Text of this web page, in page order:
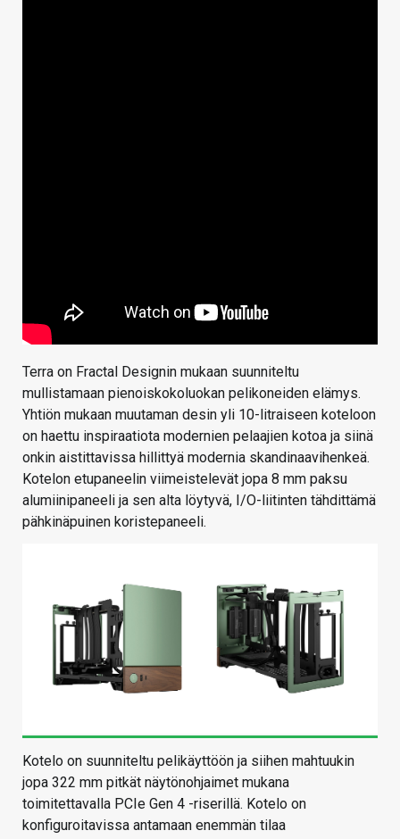
Terra on Fractal Designin mukaan suunniteltu
mullistamaan pienoiskokoluokan pelikoneiden elämys.
Yhtiön mukaan muutaman desin yli 10-litraiseen koteloon
on haettu inspiraatiota modernien pelaajien kotoa ja siinä
onkin aistittavissa hillittyä modernia skandinaavihenkeä.
Kotelon etupaneelin viimeistelevät jopa 8 mm paksu
alumiinipaneeli ja sen alta löytyvä, I/O-liitinten tähdittämä
pähkinäpuinen koristepaneeli.
Kotelo on suunniteltu pelikäyttöön ja siihen mahtuukin
jopa 322 mm pitkät näytönohjaimet mukana
toimitettavalla PCIe Gen 4 -riserillä. Kotelo on
konfiguroitavissa antamaan enemmän tilaa